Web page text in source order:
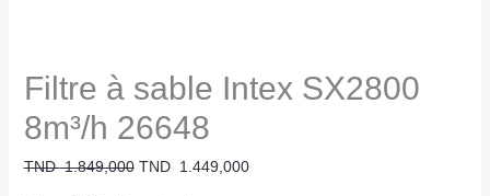
Filtre à sable Intex SX2800
8m³/h 26648
TND1.849,000 TND 1.449,000